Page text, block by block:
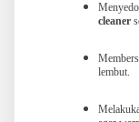
cleaner
lembut.